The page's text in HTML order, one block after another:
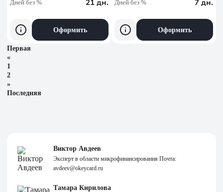
Дней без % 21 дн.
Оформить
Дней без % 7 дн.
Оформить
Первая
«
1
2
»
Последняя
Виктор Авдеев
Эксперт в области микрофинансирования Почта:
avdeev@okeycard.ru
Тамара Кирилова